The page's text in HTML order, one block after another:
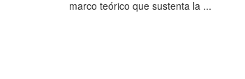
marco teórico que sustenta la ...